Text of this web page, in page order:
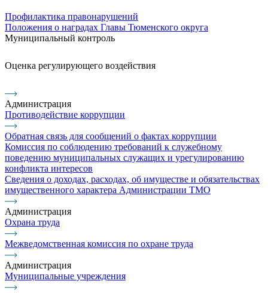
Профилактика правонарушений
Положения о наградах Главы Тюменского округа
Муниципальный контроль
Оценка регулирующего воздействия
Администрация
Противодействие коррупции
Обратная связь для сообщений о фактах коррупции
Комиссия по соблюдению требований к служебному
поведению муниципальных служащих и урегулированию
конфликта интересов
Сведения о доходах, расходах, об имуществе и обязательствах
имущественного характера Администрации ТМО
Администрация
Охрана труда
Межведомственная комиссия по охране труда
Администрация
Муниципальные учреждения